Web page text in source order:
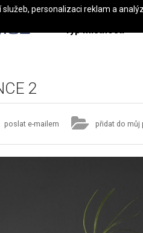
Typ místnosti
2
poslat e-mailem přidat do můj
personalizaci reklam a